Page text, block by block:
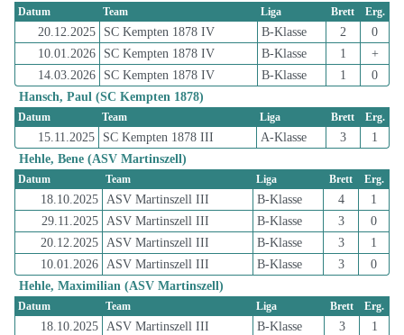
Datum Team Liga Brett Erg.
20.12.2025 SC Kempten 1878 IV B-Klasse 2
0
10.01.2026
SC Kempten 1878 IV B-Klasse 1
+
14.03.2026
SC Kempten 1878 IV B-Klasse 1
0
Hansch, Paul (SC Kempten 1878)
Datum Team Liga Brett Erg.
15.11.2025 SC Kempten 1878 III A-Klasse 3
1
Hehle, Bene (ASV Martinszell)
Datum Team Liga Brett Erg.
18.10.2025 ASV Martinszell III B-Klasse 4
1
29.11.2025 ASV Martinszell III B-Klasse 3
0
20.12.2025 ASV Martinszell III B-Klasse 3
1
10.01.2026 ASV Martinszell III B-Klasse 3
0
Hehle, Maximilian (ASV Martinszell)
Datum Team Liga Brett Erg.
18.10.2025 ASV Martinszell III B-Klasse 3
1